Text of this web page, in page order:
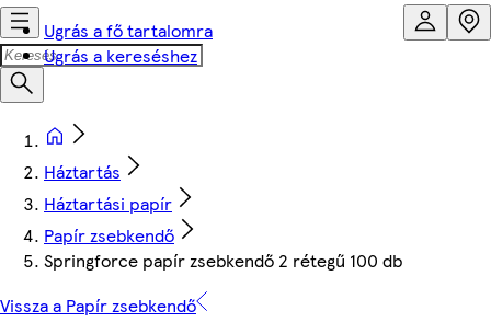
Ugrás a fő tartalomra
Ugrás a kereséshez
Háztartás
Háztartási papír
Papír zsebkendő
Springforce papír zsebkendő 2 rétegű 100 db
Vissza a Papír zsebkendő